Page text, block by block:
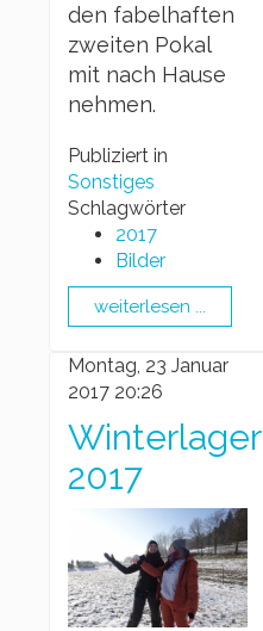
den fabelhaften
zweiten Pokal
mit nach Hause
nehmen.
Publiziert in
Sonstiges
Schlagwörter
2017
Bilder
weiterlesen ...
Montag, 23 Januar
2017 20:26
Winterlager
2017